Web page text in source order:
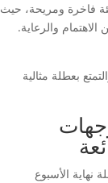
فاخرة ومريحة، حيث
والرعاية.
بعطلة مثالية
نهاية الأسبوع